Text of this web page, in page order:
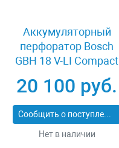
Аккумуляторный
перфоратор Bosch
GBH 18 V-LI Compact
20 100 руб.
Сообщить о поступлении
Нет в наличии